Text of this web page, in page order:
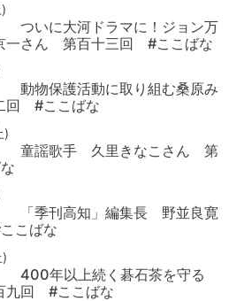
ついに大河ドラマに！ジョン万
一さん 第百十三回 #ここばな
動物保護活動に取り組む桑原み
回 #ここばな
)
童謡歌手 久里きなこさん 第
「季刊高知」編集長 野並良寛
こばな
400年以上続く碁石茶を守る
九回 #ここばな